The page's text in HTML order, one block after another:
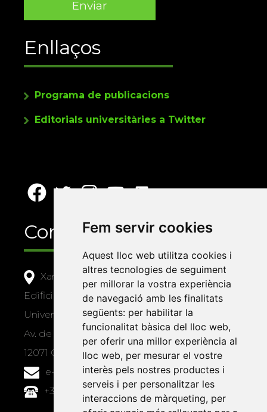
Fem servir cookies
Aquest lloc web utilitza cookies i
altres tecnologies de seguiment
per millorar la vostra experiència
de navegació amb les finalitats
següents: per habilitar la
funcionalitat bàsica del lloc web,
per oferir una millor experiència al
lloc web, per mesurar el vostre
interès pels nostres productes i
serveis i per personalitzar les
interaccions de màrqueting, per
Enllaços
Programa de publicacions
Editorials universitàries a Twitter
Contacte
Xarxa Vives d'Universitats
Edifici Àgora
Universitat Jaume I, local 10
Av. de Vicent Sos Baynat, s/n
12071 Castelló de la Plana
e-buc@vives.org
+34 964 72 89 93